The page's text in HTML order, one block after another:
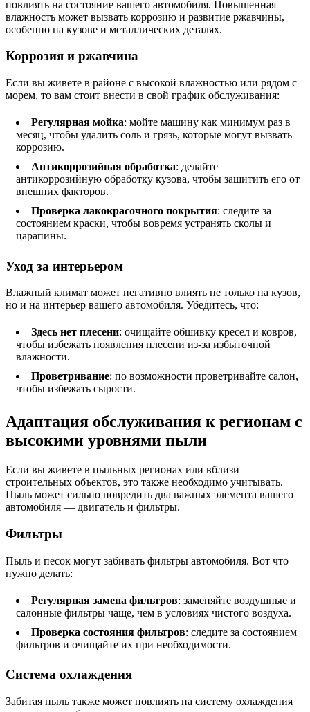
повлиять на состояние вашего автомобиля. Повышенная
влажность может вызвать коррозию и развитие ржавчины,
особенно на кузове и металлических деталях.
Коррозия и ржавчина
Если вы живете в районе с высокой влажностью или рядом с
морем, то вам стоит внести в свой график обслуживания:
Регулярная мойка: мойте машину как минимум раз в
месяц, чтобы удалить соль и грязь, которые могут вызвать
коррозию.
Антикоррозийная обработка: делайте
антикоррозийную обработку кузова, чтобы защитить его от
внешних факторов.
Проверка лакокрасочного покрытия: следите за
состоянием краски, чтобы вовремя устранять сколы и
царапины.
Уход за интерьером
Влажный климат может негативно влиять не только на кузов,
но и на интерьер вашего автомобиля. Убедитесь, что:
Здесь нет плесени: очищайте обшивку кресел и ковров,
чтобы избежать появления плесени из-за избыточной
влажности.
Проветривание: по возможности проветривайте салон,
чтобы избежать сырости.
Адаптация обслуживания к регионам с
высокими уровнями пыли
Если вы живете в пыльных регионах или вблизи
строительных объектов, это также необходимо учитывать.
Пыль может сильно повредить два важных элемента вашего
автомобиля — двигатель и фильтры.
Фильтры
Пыль и песок могут забивать фильтры автомобиля. Вот что
нужно делать:
Регулярная замена фильтров: заменяйте воздушные и
салонные фильтры чаще, чем в условиях чистого воздуха.
Проверка состояния фильтров: следите за состоянием
фильтров и очищайте их при необходимости.
Система охлаждения
Забитая пыль также может повлиять на систему охлаждения